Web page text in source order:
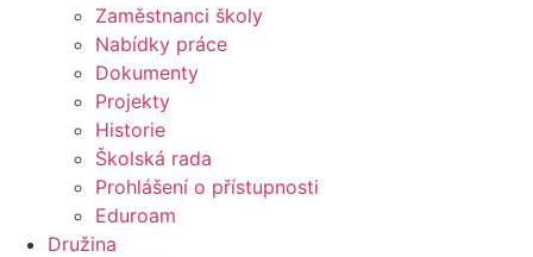
Zaměstnanci školy
Nabídky práce
Dokumenty
Projekty
Historie
Školská rada
Prohlášení o přístupnosti
Eduroam
Družina